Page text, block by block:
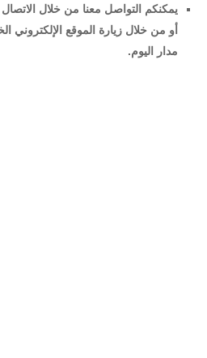
يمكنكم التواصل معنا من خلال
أو من خلال زيارة الموقع
مدار اليوم.